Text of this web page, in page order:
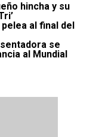
hincha y su
al final del
se
al Mundial